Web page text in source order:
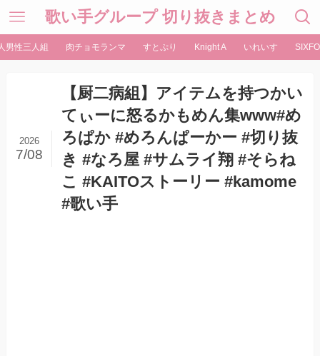
歌い手グループ 切り抜きまとめ
男性三人組 肉チョモランマ すとぷり Knight A いれいす
【厨二病組】アイテムを持つかい
てぃーに怒るかもめん集www#め
ろぱか #めろんぱーかー #切り抜
き #なろ屋 #サムライ翔 #そらね
こ #KAITOストーリー #kamome
#歌い手
2026
7/08